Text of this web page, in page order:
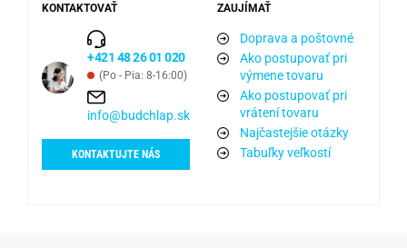
KONTAKTOVAŤ
+421 48 26 01 020
(Po - Pia: 8-16:00)
info@budchlap.sk
KONTAKTUJTE NÁS
ZAUJÍMAŤ
Doprava a poštovné
Ako postupovať pri
výmene tovaru
Ako postupovať pri
vrátení tovaru
Najčastejšie otázky
Tabuľky veľkostí